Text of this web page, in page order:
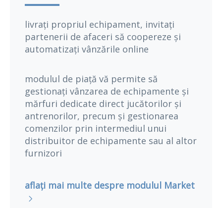
livrați propriul echipament, invitați
partenerii de afaceri să coopereze și
automatizați vânzările online
modulul de piață vă permite să
gestionați vânzarea de echipamente și
mărfuri dedicate direct jucătorilor și
antrenorilor, precum și gestionarea
comenzilor prin intermediul unui
distribuitor de echipamente sau al altor
furnizori
aflați mai multe despre modulul Market